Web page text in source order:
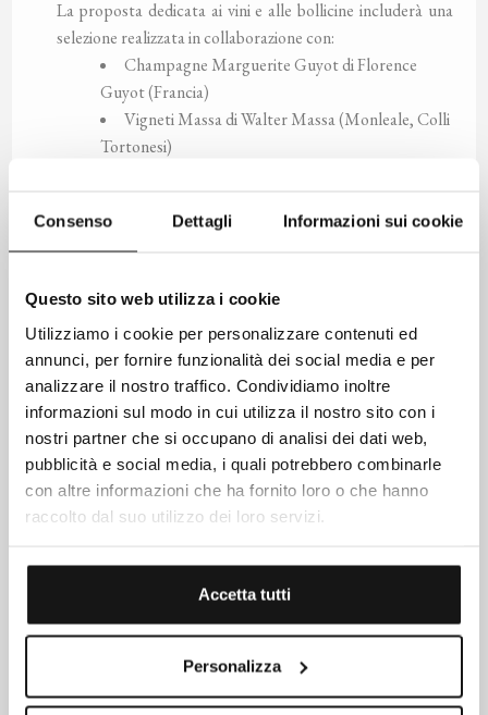
Consenso Dettagli Informazioni sui cookie
Questo sito web utilizza i cookie
Utilizziamo i cookie per personalizzare contenuti ed
annunci, per fornire funzionalità dei social media e per
analizzare il nostro traffico. Condividiamo inoltre
informazioni sul modo in cui utilizza il nostro sito con i
nostri partner che si occupano di analisi dei dati web,
pubblicità e social media, i quali potrebbero combinarle
con altre informazioni che ha fornito loro o che hanno
raccolto dal suo utilizzo dei loro servizi.
Accetta tutti
Personalizza
La proposta dedicata ai vini e alle bollicine includerà una
selezione realizzata in collaborazione con:
Champagne Marguerite Guyot di Florence
Guyot (Francia)
Vigneti Massa di Walter Massa (Monleale, Colli
Tortonesi)
Franciacorta Antica Fratta di Franco Ziliani
(Lombardia)
(Lombardia)
Chiara Condello, Fiumana di Predappio
Vigne dei Boschi di Paolo Babini (Brisighella)
VistaMare di Rosa Fanti (Santarcangelo di
Romagna)
Fondo San Giuseppe di Stefano Bariani
(Brisighella)
La Collina del Tesoro, Famiglia Valentini (Forlì-
Cesena)
La proposta mixology sarà firmata da Hendrick's Gin.
Produttori e Specialità Gastronomiche
A completare il percorso gastronomico, una rete di